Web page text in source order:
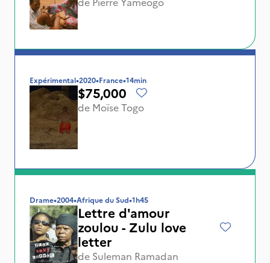
Expérimental•2020•France•14min
$75,000
de Moïse Togo
Drame•2004•Afrique du Sud•1h45
Lettre d'amour
zoulou - Zulu love
letter
de Suleman Ramadan